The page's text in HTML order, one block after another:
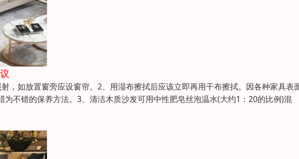
，如放置窗旁应设窗帘。2、用湿布擦拭后应该立即再用干布擦拭。因各种家具表
不错的保养方法。3、清洁木质沙发可用中性肥皂丝泡温水(大约1：20的比例)混